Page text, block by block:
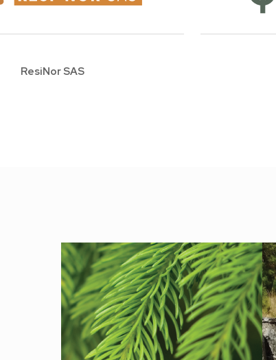
ResiNor SAS